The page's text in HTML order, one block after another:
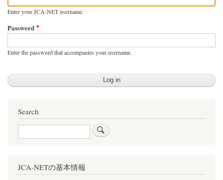
Enter your JCA-NET username.
Password
Enter the password that accompanies your username.
Search
Search
JCA-NETの基本情報